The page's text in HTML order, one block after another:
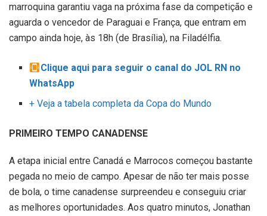
marroquina garantiu vaga na próxima fase da competição e
aguarda o vencedor de Paraguai e França, que entram em
campo ainda hoje, às 18h (de Brasília), na Filadélfia.
Clique aqui para seguir o canal do JOL RN no
WhatsApp
+ Veja a tabela completa da Copa do Mundo
PRIMEIRO TEMPO CANADENSE
A etapa inicial entre Canadá e Marrocos começou bastante
pegada no meio de campo. Apesar de não ter mais posse
de bola, o time canadense surpreendeu e conseguiu criar
as melhores oportunidades. Aos quatro minutos, Jonathan